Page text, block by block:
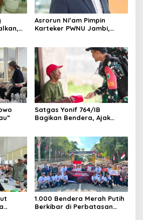
Asrorun Ni’am Pimpin
Karteker PWNU Jambi,
Kedua NU
Satgas Yonif 764/IB
Bagikan Bendera, Ajak
1.000 Bendera Merah Putih
Berkibar di Perbatasan